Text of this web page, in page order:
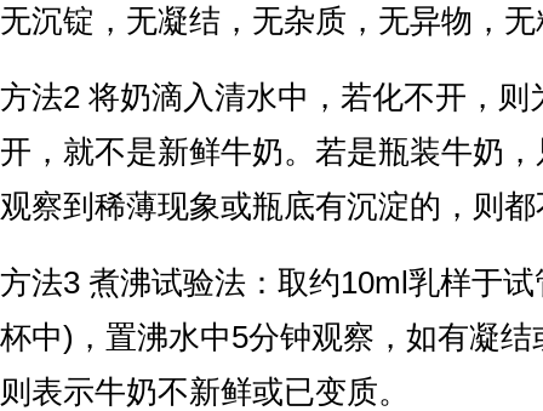
无沉锭，无凝结，无杂质，无异物，
方法2 将奶滴入清水中，若化不开，则
开，就不是新鲜牛奶。若是瓶装牛奶
观察到稀薄现象或瓶底有沉淀的，则
方法3 煮沸试验法：取约10ml乳样于
杯中)，置沸水中5分钟观察，如有凝
则表示牛奶不新鲜或已变质。